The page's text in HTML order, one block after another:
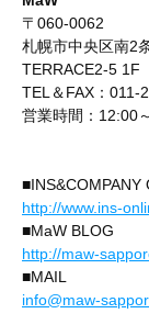
〒060-0062
札幌市中央区南2
TERRACE2-5 1F
TEL＆FAX：011-
営業時間：12:00
■INS&COMPANY
http://www.ins-
■MaW BLOG
http://maw-
■MAIL
info@maw-